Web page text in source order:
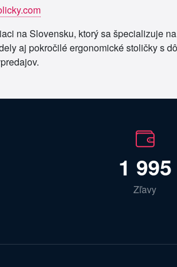
na Slovensku, ktorý sa špecializuje
aj pokročilé ergonomické stoličky s
1 995
Zľavy